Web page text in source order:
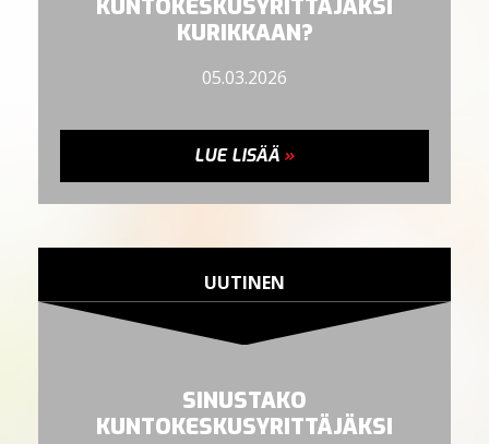
KUNTOKESKUSYRITTÄJÄKSI
KURIKKAAN?
05.03.2026
LUE LISÄÄ »
UUTINEN
SINUSTAKO
KUNTOKESKUSYRITTÄJÄKSI